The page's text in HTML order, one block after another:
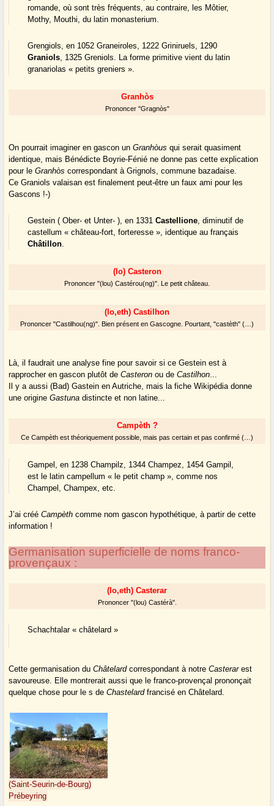
romande, où sont très fréquents, au contraire, les Môtier,
Mothy, Mouthi, du latin monasterium.
Grengiols, en 1052 Graneiroles, 1222 Griniruels, 1290
Graniols , 1325 Greniols. La forme primitive vient du latin
granariolas « petits greniers ».
Granhòs
Prononcer "Gragnòs"
On pourrait imaginer en gascon unGranhòus qui serait quasiment
identique, mais Bénédicte Boyrie-Fénié ne donne pas cette explication
pour leGranhòs correspondant à Grignols, commune bazadaise.
Ce Graniols valaisan est finalement peut-être un faux ami pour les
Gascons !-)
Gestein ( Ober- et Unter- ), en 1331Castellione , diminutif de
castellum « château-fort, forteresse », identique au français
Châtillon
(lo) Casteron
Prononcer "(lou) Castérou(ng)". Le petit château.
(lo,eth) Castilhon
Prononcer "Castilhou(ng)". Bien présent en Gascogne. Pourtant, "castèth" (…)
Là, il faudrait une analyse fine pour savoir si ce Gestein est à
rapprocher en gascon plutôt deCasteron ou deCastilhon
Il y a aussi (Bad) Gastein en Autriche, mais la fiche Wikipédia donne
une origineGastuna distincte et non latine...
Campèth ?
Ce Campèth est théoriquement possible, mais pas certain et pas confirmé (…)
Gampel, en 1238 Champilz, 1344 Champez, 1454 Gampil,
est le latin campellum « le petit champ », comme nos
Champel, Champex, etc.
J’ai crééCampèth comme nom gascon hypothétique, à partir de cette
information !
Germanisation superficielle de noms franco-
provençaux :
(lo,eth) Casterar
Prononcer "(lou) Castérà".
Schachtalar « châtelard »
Cette germanisation duChâtelardcorrespondant à notreCasterarest
savoureuse. Elle montrerait aussi que le franco-provençal prononçait
quelque chose pour le s deChastelardfrancisé en Châtelard.
(Saint-Seurin-de-Bourg)
Prébeyring